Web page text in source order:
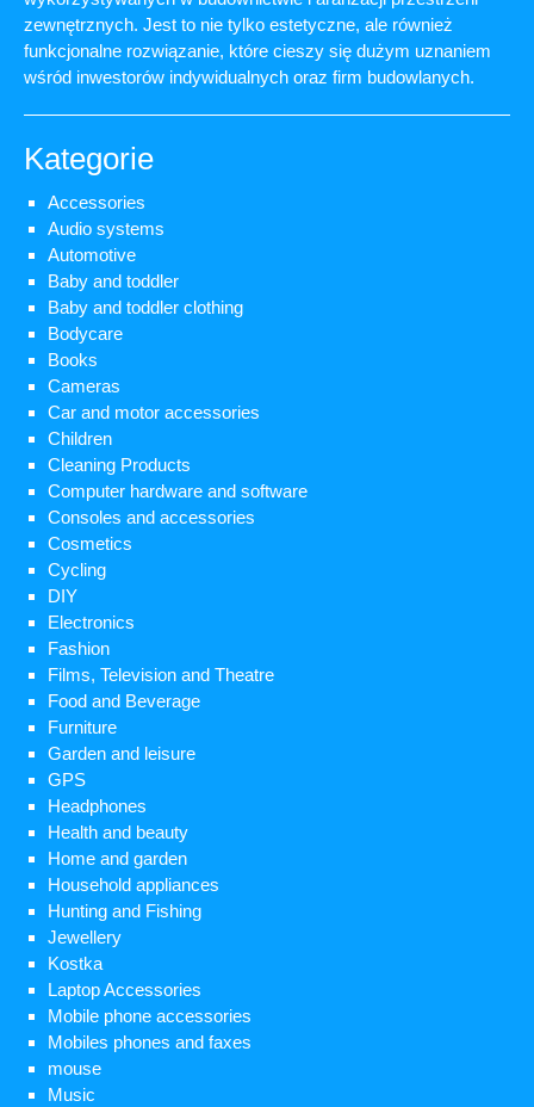
zewnętrznych. Jest to nie tylko estetyczne, ale również
funkcjonalne rozwiązanie, które cieszy się dużym uznaniem
wśród inwestorów indywidualnych oraz firm budowlanych.
Kategorie
Accessories
Audio systems
Automotive
Baby and toddler
Baby and toddler clothing
Bodycare
Books
Cameras
Car and motor accessories
Children
Cleaning Products
Computer hardware and software
Consoles and accessories
Cosmetics
Cycling
DIY
Electronics
Fashion
Films, Television and Theatre
Food and Beverage
Furniture
Garden and leisure
GPS
Headphones
Health and beauty
Home and garden
Household appliances
Hunting and Fishing
Jewellery
Kostka
Laptop Accessories
Mobile phone accessories
Mobiles phones and faxes
mouse
Music